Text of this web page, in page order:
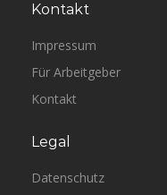
Kontakt
Impressum
Für Arbeitgeber
Kontakt
Legal
Datenschutz